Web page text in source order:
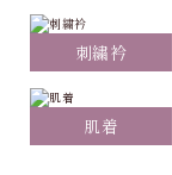
刺繍衿
肌着